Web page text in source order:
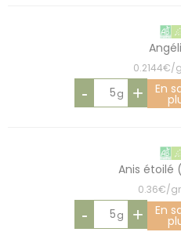
0.2144€/
- + En
Anis étoilé
0.36€/
- + En